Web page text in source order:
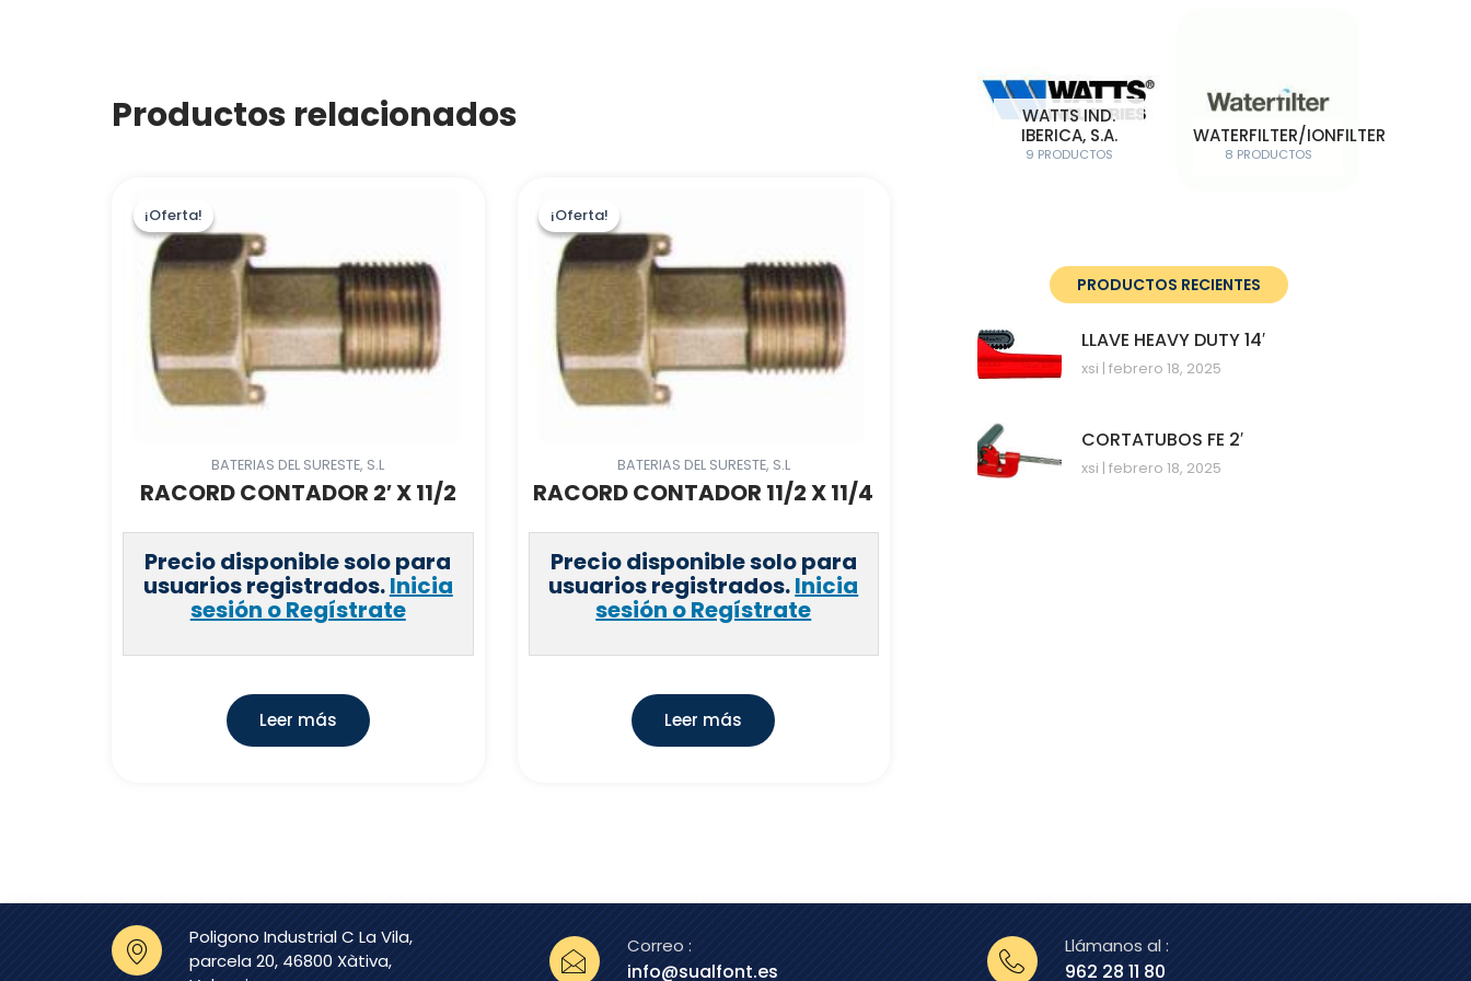
Productos relacionados
¡Oferta!
¡Oferta!
BATERIAS DEL SURESTE, S.L
RACORD CONTADOR 2′ X 11/2
Precio disponible solo para
usuarios registrados.Inicia
sesión o Regístrate
Leer más
¡Oferta!
¡Oferta!
BATERIAS DEL SURESTE, S.L
RACORD CONTADOR 11/2 X 11/4
Precio disponible solo para
usuarios registrados.Inicia
sesión o Regístrate
Leer más
WATTS IND.
IBERICA, S.A.
9 PRODUCTOS
WATERFILTER/IONFILTER
8 PRODUCTOS
PRODUCTOS RECIENTES
LLAVE HEAVY DUTY 14′
xsi febrero 18, 2025
CORTATUBOS FE 2′
xsi febrero 18, 2025
Poligono Industrial C La Vila,
parcela 20, 46800 Xàtiva,
Correo :
info@sualfont.es
Llámanos al :
962 28 11 80